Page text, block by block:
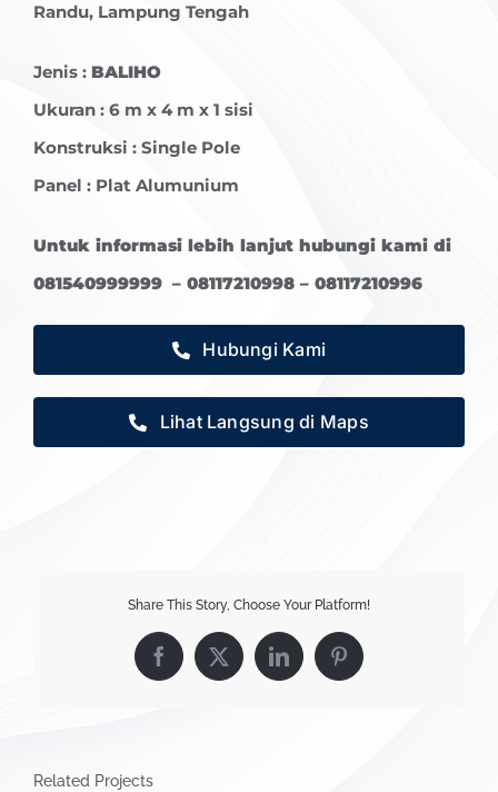
Randu, Lampung Tengah
Jenis : BALIHO
Ukuran : 6 m x 4 m x 1 sisi
Konstruksi : Single Pole
Panel : Plat Alumunium
Untuk informasi lebih lanjut hubungi kami di
081540999999 – 08117210998 – 08117210996
Hubungi Kami
Lihat Langsung di Maps
Share This Story, Choose Your Platform!
Facebook
X LinkedInPinterest
Related Projects